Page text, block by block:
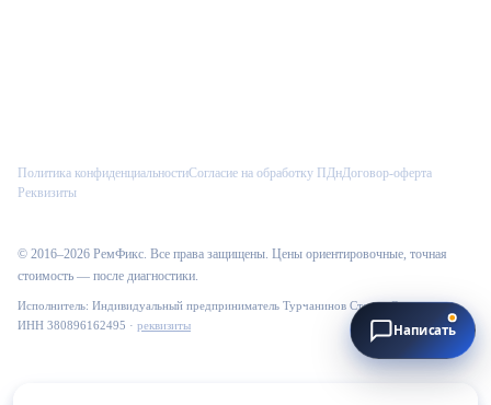
Политика конфиденциальностиСогласие на обработку ПДнДоговор-оферта
Реквизиты
© 2016–2026 РемФикс . Все права защищены. Цены ориентировочные, точная
стоимость — после диагностики.
Исполнитель: Индивидуальный предприниматель Турчанинов Степан Сергеевич·
ИНН 380896162495 · реквизиты
Введите имя, и менеджер сразу увидит его в CRM.
Написать